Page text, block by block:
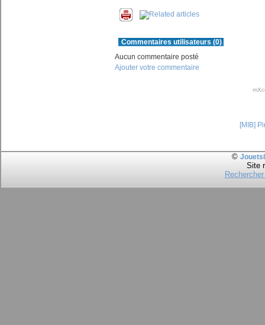
Commentaires utilisateurs (0)
Aucun commentaire posté
Ajouter votre commentaire
[MIB]
©
Site